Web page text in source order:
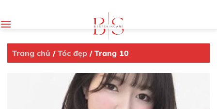
content
Trang chủ / Tóc đẹp / Trang 10